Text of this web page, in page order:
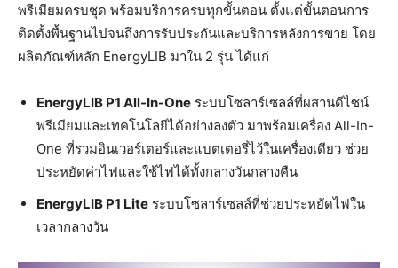
พรีเมียมครบชุด พร้อมบริการครบทุกขั้นตอน ตั้งแต่ขั้นตอนการ
ติดตั้งพื้นฐานไปจนถึงการรับประกันและบริการหลังการขาย โดย
ผลิตภัณฑ์หลัก EnergyLIB มาใน 2 รุ่น ได้แก่
EnergyLIB P1 All-In-One ระบบโซลาร์เซลล์ที่ผสานดีไซน์
พรีเมียมและเทคโนโลยีได้อย่างลงตัว มาพร้อมเครื่อง All-In-
One ที่รวมอินเวอร์เตอร์และแบตเตอรี่ไว้ในเครื่องเดียว ช่วย
ประหยัดค่าไฟและใช้ไฟได้ทั้งกลางวันกลางคืน
EnergyLIB P1 Lite ระบบโซลาร์เซลล์ที่ช่วยประหยัดไฟใน
เวลากลางวัน